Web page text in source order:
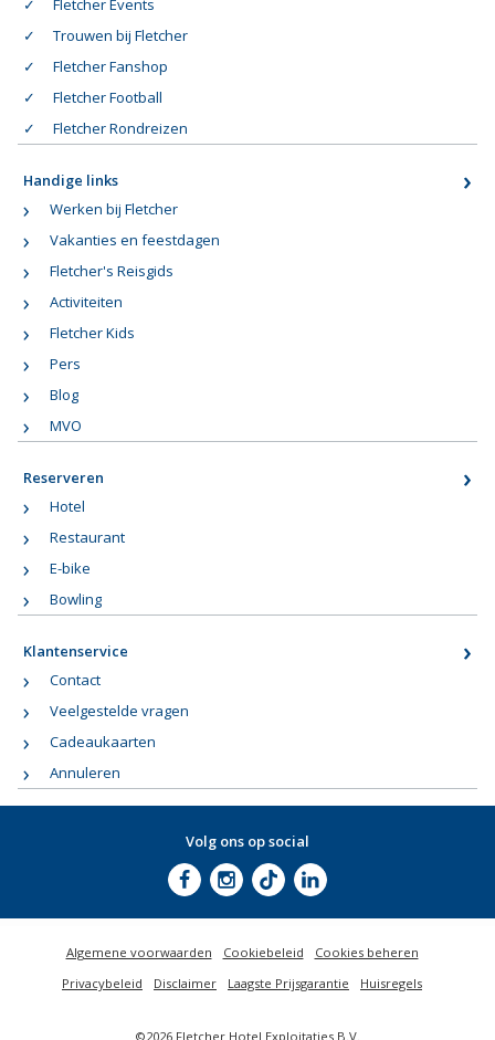
Fletcher Events
Trouwen bij Fletcher
Fletcher Fanshop
Fletcher Football
Fletcher Rondreizen
Handige links
Werken bij Fletcher
Vakanties en feestdagen
Fletcher's Reisgids
Activiteiten
Fletcher Kids
Pers
Blog
MVO
Reserveren
Hotel
Restaurant
E-bike
Bowling
Klantenservice
Contact
Veelgestelde vragen
Cadeaukaarten
Annuleren
Volg ons op social
©2026 Fletcher Hotel Exploitaties B.V.
Algemene voorwaarden Cookiebeleid
Cookies beheren
Privacybeleid
Disclaimer Laagste Prijsgarantie Huisregels